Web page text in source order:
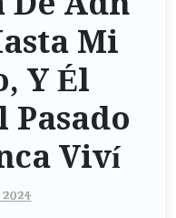
Mi
Y Él
Pasado
Viví